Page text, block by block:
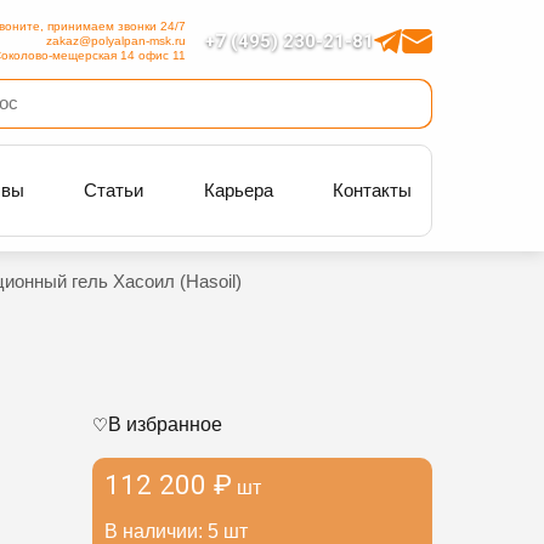
+7 (495) 230-21-81
принимаем звонки 24/7
zakaz@polyalpan-msk.ru
мещерская 14 офис 11
Статьи Карьера Контакты
гель Хасоил (Hasoil)
112 200 ₽ шт
В наличии: 5 шт
В избранное